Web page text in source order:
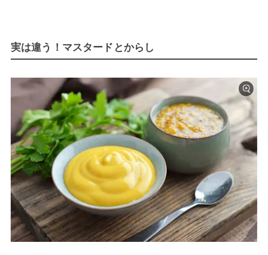
実は違う！マスタードとからし